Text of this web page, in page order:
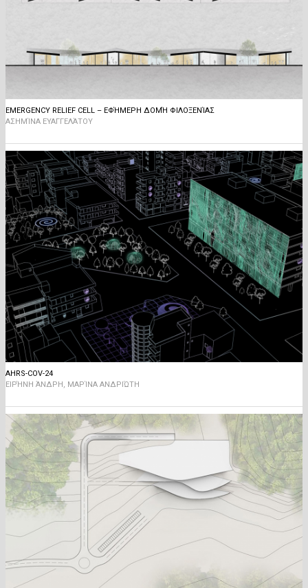
EMERGENCY RELIEF CELL – ΕΦΉΜΕΡΗ ΔΟΜΉ ΦΙΛΟΞΕΝΊΑΣ
ΑΣΗΜΊΝΑ ΕΥΑΓΓΕΛΆΤΟΥ
AHRS-COV-24
ΕΙΡΉΝΗ ΆΝΔΡΗ, ΜΑΡΊΝΑ ΑΝΔΡΙΏΤΗ